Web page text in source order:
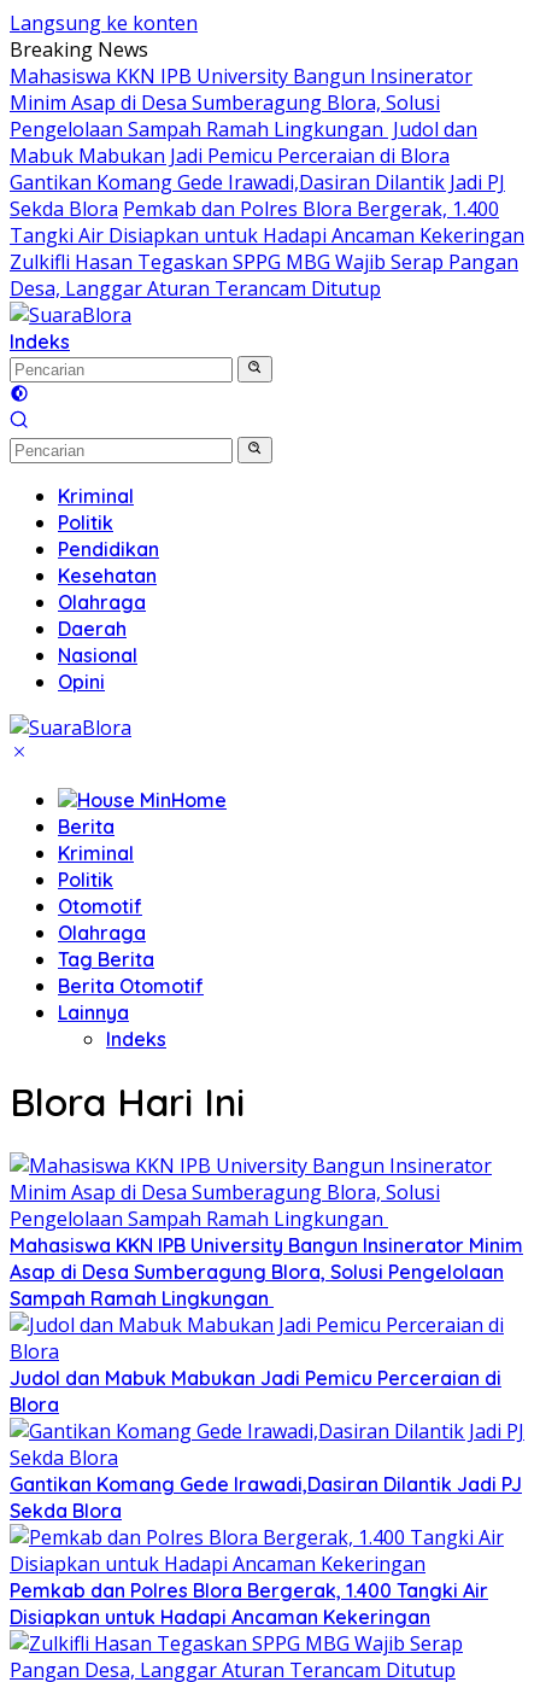
Langsung ke konten
Breaking News
Mahasiswa KKN IPB University Bangun Insinerator
Minim Asap di Desa Sumberagung Blora, Solusi
Pengelolaan Sampah Ramah Lingkungan ‎ Judol dan
Mabuk Mabukan Jadi Pemicu Perceraian di Blora
Gantikan Komang Gede Irawadi,Dasiran Dilantik Jadi PJ
Sekda Blora Pemkab dan Polres Blora Bergerak, 1.400
Tangki Air Disiapkan untuk Hadapi Ancaman Kekeringan
Zulkifli Hasan Tegaskan SPPG MBG Wajib Serap Pangan
Desa, Langgar Aturan Terancam Ditutup
Indeks
Kriminal
Politik
Pendidikan
Kesehatan
Olahraga
Daerah
Nasional
Opini
Home
Berita
Kriminal
Politik
Otomotif
Olahraga
Tag Berita
Berita Otomotif
Lainnya
Indeks
Blora Hari Ini
Mahasiswa KKN IPB University Bangun Insinerator Minim
Asap di Desa Sumberagung Blora, Solusi Pengelolaan
Sampah Ramah Lingkungan ‎
Judol dan Mabuk Mabukan Jadi Pemicu Perceraian di
Blora
Gantikan Komang Gede Irawadi,Dasiran Dilantik Jadi PJ
Sekda Blora
Pemkab dan Polres Blora Bergerak, 1.400 Tangki Air
Disiapkan untuk Hadapi Ancaman Kekeringan